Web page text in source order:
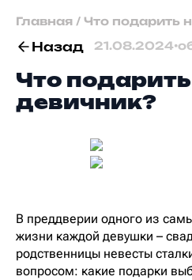
Главная / Что подарить
Назад 21.08.2024•
Что
девичник?
В преддверии одного из
жизни каждой девушки –
родственницы невесты
вопросом: какие подарки